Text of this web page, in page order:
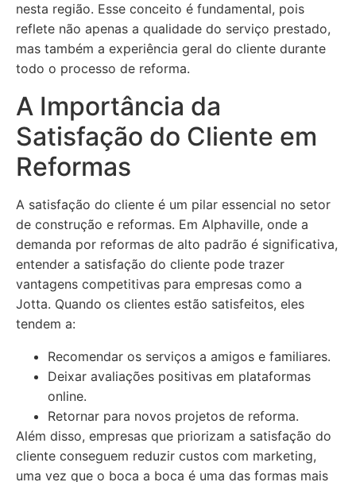
nesta região. Esse conceito é fundamental, pois
reflete não apenas a qualidade do serviço prestado,
mas também a experiência geral do cliente durante
todo o processo de reforma.
A Importância da
Satisfação do Cliente em
Reformas
A satisfação do cliente é um pilar essencial no setor
de construção e reformas. Em Alphaville, onde a
demanda por reformas de alto padrão é significativa,
entender a satisfação do cliente pode trazer
vantagens competitivas para empresas como a
Jotta. Quando os clientes estão satisfeitos, eles
tendem a:
Recomendar os serviços a amigos e familiares.
Deixar avaliações positivas em plataformas
online.
Retornar para novos projetos de reforma.
Além disso, empresas que priorizam a satisfação do
cliente conseguem reduzir custos com marketing,
uma vez que o boca a boca é uma das formas mais